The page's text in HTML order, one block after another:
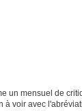
un mensuel de
à voir avec